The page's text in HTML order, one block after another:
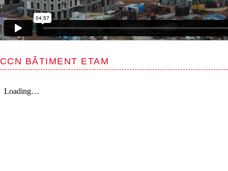
CCN BÂTIMENT ETAM